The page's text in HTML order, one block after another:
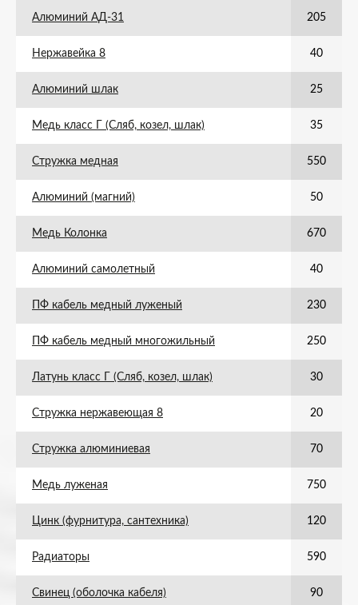
Алюминий АД-31 205
Нержавейка 8 40
Алюминий шлак 25
Медь класс Г (Сляб, козел, шлак) 35
Стружка медная 550
Алюминий (магний) 50
Медь Колонка 670
Алюминий самолетный 40
ПФ кабель медный луженый 230
ПФ кабель медный многожильный 250
Латунь класс Г (Сляб, козел, шлак) 30
Стружка нержавеющая 8 20
Стружка алюминиевая 70
Медь луженая 750
Цинк (фурнитура, сантехника) 120
Радиаторы 590
Свинец (оболочка кабеля) 90